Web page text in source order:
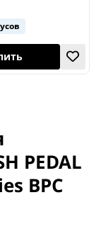
США
PEDAL
BPC